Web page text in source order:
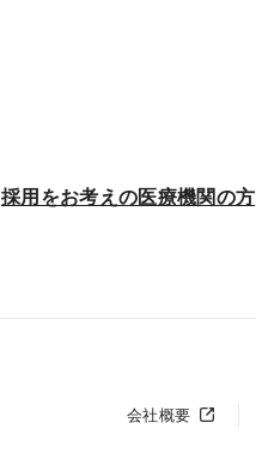
採用をお考えの医療機関の方
会社概要